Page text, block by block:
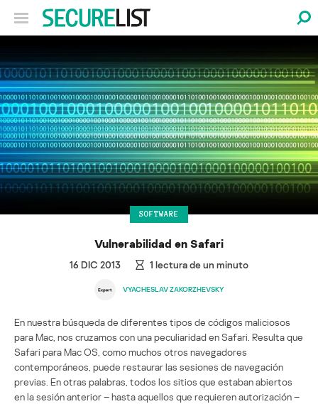
SOFTWARE
Vulnerabilidad en Safari
16 DIC 2013 1 lectura de un minuto
VYACHESLAV ZAKORZHEVSKY
En nuestra búsqueda de diferentes tipos de códigos maliciosos
para Mac, nos cruzamos con una peculiaridad en Safari. Resulta que
Safari para Mac OS, como muchos otros navegadores
contemporáneos, puede restaurar las sesiones de navegación
previas. En otras palabras, todos los sitios que estaban abiertos
en la sesión anterior – hasta aquellos que requieren autorización –